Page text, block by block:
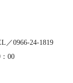
／0966-24-1819
00